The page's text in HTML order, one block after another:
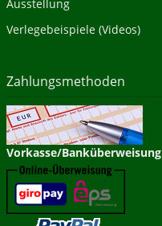
Ausstellung
Verlegebeispiele (Videos)
Zahlungsmethoden
Vorkasse/Banküberweisung